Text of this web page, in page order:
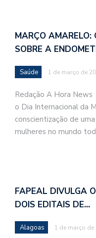
MARÇO
SOBRE A
Saúde 1 de março de
Redação A Hora
o Dia Internacional da
conscientização de
mulheres no mundo
FAPEAL DIVULGA
DOIS EDITAIS DE…
Alagoas 1 de março de